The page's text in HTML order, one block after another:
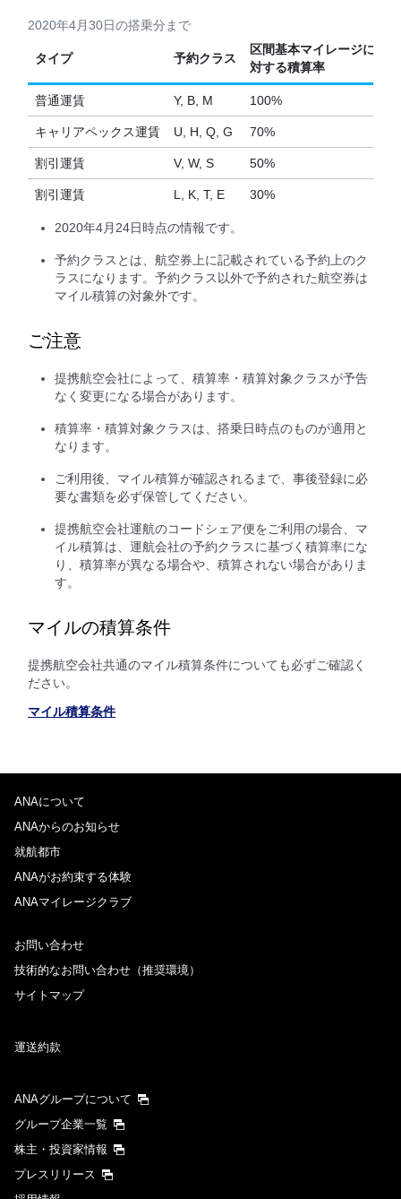
2020年4月30日の搭乗分まで
タイプ 予約クラス
区間基本マイレージに
対する積算率
普通運賃 Y, B, M 100%
キャリアペックス運賃 U, H, Q, G 70%
割引運賃 V, W, S 50%
割引運賃 L, K, T, E 30%
2020年4月24日時点の情報です。
予約クラスとは、航空券上に記載されている予約上のク
ラスになります。予約クラス以外で予約された航空券は
マイル積算の対象外です。
ご注意
提携航空会社によって、積算率・積算対象クラスが予告
なく変更になる場合があります。
積算率・積算対象クラスは、搭乗日時点のものが適用と
なります。
ご利用後、マイル積算が確認されるまで、事後登録に必
要な書類を必ず保管してください。
提携航空会社運航のコードシェア便をご利用の場合、マ
イル積算は、運航会社の予約クラスに基づく積算率にな
り、積算率が異なる場合や、積算されない場合がありま
す。
マイルの積算条件
提携航空会社共通のマイル積算条件についても必ずご確認く
ださい。
マイル積算条件
ANAについて
ANAからのお知らせ
就航都市
ANAがお約束する体験
ANAマイレージクラブ
お問い合わせ
技術的なお問い合わせ（推奨環境）
サイトマップ
運送約款
ANAグループについて
グループ企業一覧
株主・投資家情報
プレスリリース